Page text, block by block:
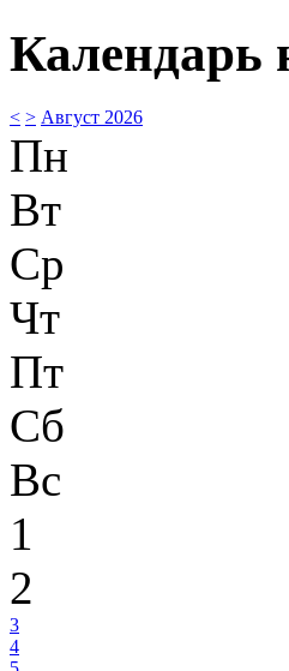
Календарь
< > Август 2026
Пн
Вт
Ср
Чт
Пт
Сб
Вс
1
2
3
4